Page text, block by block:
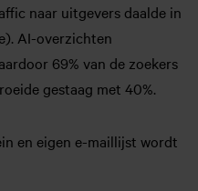
naar uitgevers daalde in
AI-overzichten
69% van de zoekers
gestaag met 40%.
en eigen e-maillijst wordt